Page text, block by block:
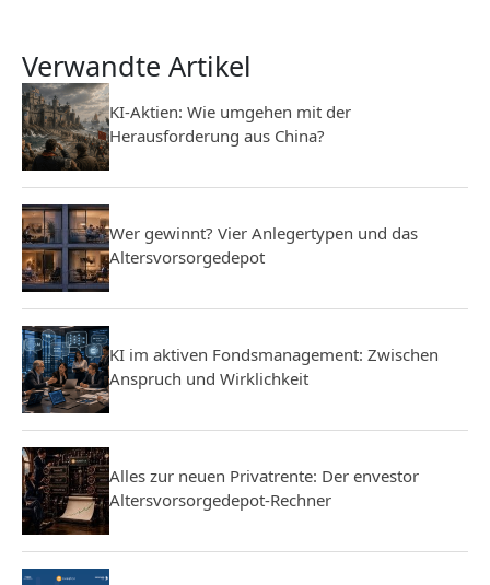
Verwandte Artikel
KI-Aktien: Wie umgehen mit der
Herausforderung aus China?
Wer gewinnt? Vier Anlegertypen und das
Altersvorsorgedepot
KI im aktiven Fondsmanagement: Zwischen
Anspruch und Wirklichkeit
Alles zur neuen Privatrente: Der envestor
Altersvorsorgedepot-Rechner